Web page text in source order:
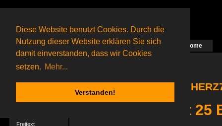
Diese Website benutzt Cookies. Durch die
Nutzung dieser Website erklären Sie sich
damit einverstanden, dass wir Cookies
setzen. Mehr...
Verstanden!
Das nächste Rätsel ist in Arbeit Home
57 Gagolganeronline(0 registrierte und 57 Gäste)
Gagolganer:
9732Rätsel online:
Freitext
HERZ77 hat